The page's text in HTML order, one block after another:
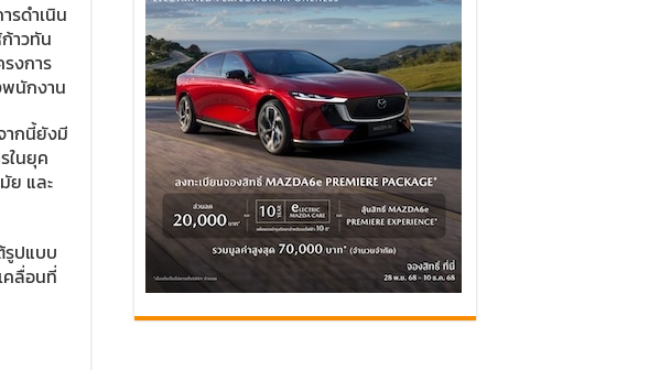
รดำเนิน
าวทัน
งการ
นักงาน
ากนี้ยังมี
ในยุค
ย และ
รูปแบบ
คลื่อนที่